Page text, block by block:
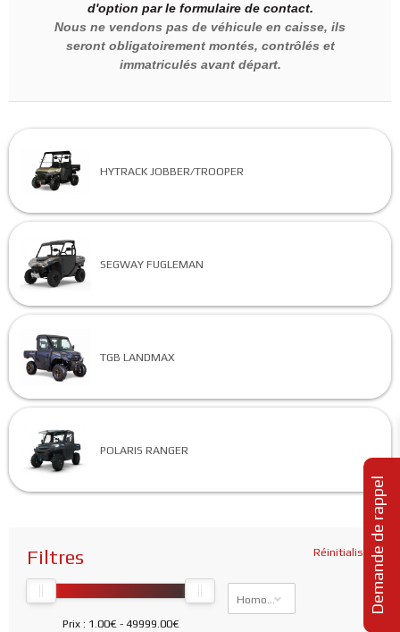
Demande de rappel
d'option par le formulaire de contact.
Nous ne vendons pas de véhicule en caisse, ils
seront obligatoirement montés, contrôlés et
immatriculés avant départ.
HYTRACK JOBBER/TROOPER
SEGWAY FUGLEMAN
TGB LANDMAX
POLARIS RANGER
Filtres Réinitialiser
Prix : 1.00€- 49999.00€
Homologation